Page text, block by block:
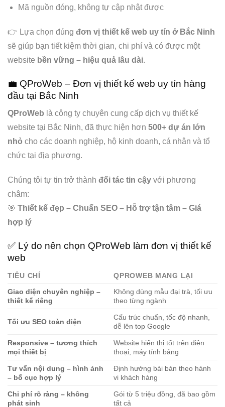
Mã nguồn đóng, không tự cập nhật được
👉 Lựa chọn đúng đơn vị thiết kế web uy tín ở Bắc Ninh
sẽ giúp bạn tiết kiệm thời gian, chi phí và có được một
website bền vững – hiệu quả lâu dài.
💼 QProWeb – Đơn vị thiết kế web uy tín hàng
đầu tại Bắc Ninh
QProWeb là công ty chuyên cung cấp dịch vụ thiết kế
website tại Bắc Ninh, đã thực hiện hơn 500+ dự án lớn
nhỏ cho các doanh nghiệp, hộ kinh doanh, cá nhân và tổ
chức tại địa phương.
Chúng tôi tự tin trở thành đối tác tin cậy với phương
châm:
🎯 Thiết kế đẹp – Chuẩn SEO – Hỗ trợ tận tâm – Giá
hợp lý
✅ Lý do nên chọn QProWeb làm đơn vị thiết kế
web
TIÊU CHÍ
QPROWEB MANG LẠI
Giao diện chuyên nghiệp –
thiết kế riêng
Không dùng mẫu đại trà, tối ưu
theo từng ngành
Tối ưu SEO toàn diện
Cấu trúc chuẩn, tốc độ nhanh,
dễ lên top Google
Responsive – tương thích
mọi thiết bị
Website hiển thị tốt trên điện
thoại, máy tính bảng
Tư vấn nội dung – hình ảnh
– bố cục hợp lý
Định hướng bài bản theo hành
vi khách hàng
Chi phí rõ ràng – không
phát sinh
Gói từ 5 triệu đồng, đã bao gồm
tất cả